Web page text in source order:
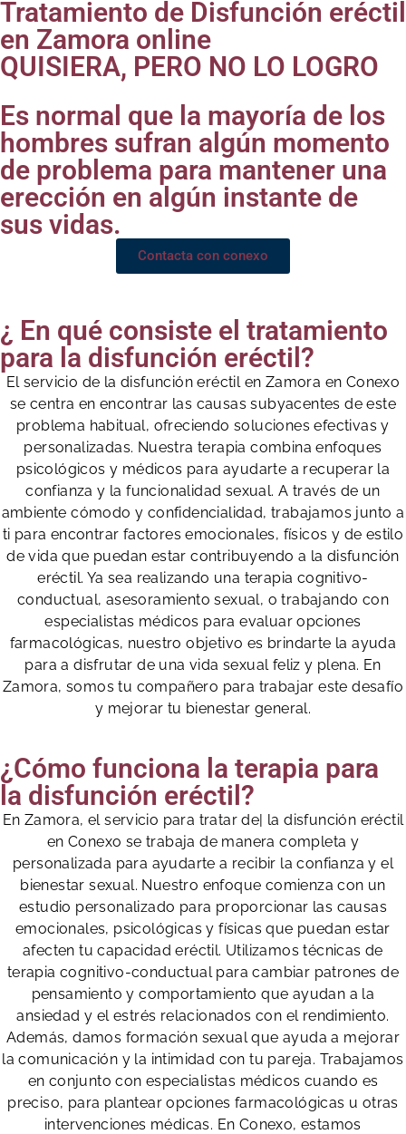
Tratamiento de Disfunción eréctil
en Zamora online
QUISIERA, PERO NO LO LOGRO
Es normal que la mayoría de los
hombres sufran algún momento
de problema para mantener una
erección en algún instante de
sus vidas.
Contacta con conexo
¿ En qué consiste el tratamiento
para la disfunción eréctil?
El servicio de la disfunción eréctil en Zamora en Conexo
se centra en encontrar las causas subyacentes de este
problema habitual, ofreciendo soluciones efectivas y
personalizadas. Nuestra terapia combina enfoques
psicológicos y médicos para ayudarte a recuperar la
confianza y la funcionalidad sexual. A través de un
ambiente cómodo y confidencialidad, trabajamos junto a
ti para encontrar factores emocionales, físicos y de estilo
de vida que puedan estar contribuyendo a la disfunción
eréctil. Ya sea realizando una terapia cognitivo-
conductual, asesoramiento sexual, o trabajando con
especialistas médicos para evaluar opciones
farmacológicas, nuestro objetivo es brindarte la ayuda
para a disfrutar de una vida sexual feliz y plena. En
Zamora, somos tu compañero para trabajar este desafío
y mejorar tu bienestar general.
¿Cómo funciona la terapia para
la disfunción eréctil?
En Zamora, el servicio para tratar de| la disfunción eréctil
en Conexo se trabaja de manera completa y
personalizada para ayudarte a recibir la confianza y el
bienestar sexual. Nuestro enfoque comienza con un
estudio personalizado para proporcionar las causas
emocionales, psicológicas y físicas que puedan estar
afecten tu capacidad eréctil. Utilizamos técnicas de
terapia cognitivo-conductual para cambiar patrones de
pensamiento y comportamiento que ayudan a la
ansiedad y el estrés relacionados con el rendimiento.
Además, damos formación sexual que ayuda a mejorar
la comunicación y la intimidad con tu pareja. Trabajamos
en conjunto con especialistas médicos cuando es
preciso, para plantear opciones farmacológicas u otras
intervenciones médicas. En Conexo, estamos